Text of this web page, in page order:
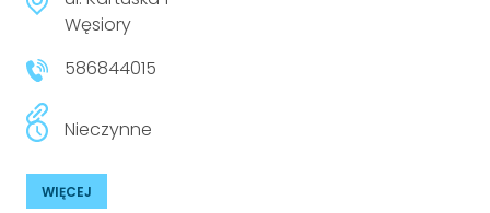
niepełnosprawnościami
Prawo
Prawa osób z niepełnosprawnościami
Aktualności
Urządzenia IoT
Węsiory
586844015
Nieczynne
WIĘCEJ